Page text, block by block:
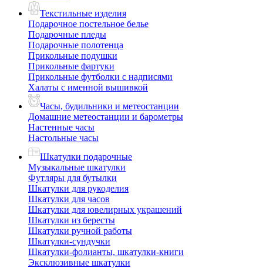
Текстильные изделия
Подарочное постельное белье
Подарочные пледы
Подарочные полотенца
Прикольные подушки
Прикольные фартуки
Прикольные футболки с надписями
Халаты с именной вышивкой
Часы, будильники и метеостанции
Домашние метеостанции и барометры
Настенные часы
Настольные часы
Шкатулки подарочные
Музыкальные шкатулки
Футляры для бутылки
Шкатулки для рукоделия
Шкатулки для часов
Шкатулки для ювелирных украшений
Шкатулки из бересты
Шкатулки ручной работы
Шкатулки-сундучки
Шкатулки-фолианты, шкатулки-книги
Эксклюзивные шкатулки